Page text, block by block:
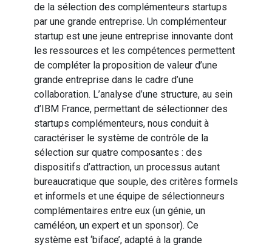
de la sélection des complémenteurs startups
par une grande entreprise. Un complémenteur
startup est une jeune entreprise innovante dont
les ressources et les compétences permettent
de compléter la proposition de valeur d’une
grande entreprise dans le cadre d’une
collaboration. L’analyse d’une structure, au sein
d’IBM France, permettant de sélectionner des
startups complémenteurs, nous conduit à
caractériser le système de contrôle de la
sélection sur quatre composantes : des
dispositifs d’attraction, un processus autant
bureaucratique que souple, des critères formels
et informels et une équipe de sélectionneurs
complémentaires entre eux (un génie, un
caméléon, un expert et un sponsor). Ce
système est ‘biface’, adapté à la grande